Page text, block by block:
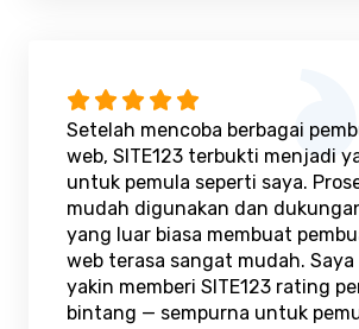
Setelah mencoba berbagai
web, SITE123 terbukti menjadi
untuk pemula seperti saya.
mudah digunakan dan
yang luar biasa membuat
web terasa sangat mudah.
yakin memberi SITE123 rating
bintang — sempurna untuk